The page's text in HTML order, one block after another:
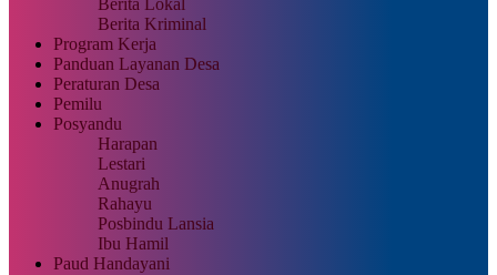
Berita Lokal
Berita Kriminal
Program Kerja
Panduan Layanan Desa
Peraturan Desa
Pemilu
Posyandu
Harapan
Lestari
Anugrah
Rahayu
Posbindu Lansia
Ibu Hamil
Paud Handayani